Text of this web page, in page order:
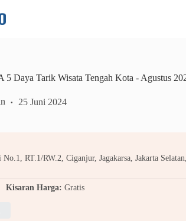
Daya Tarik Wisata Tengah Kota - Agustus
25 Juni 2024
RT.1/RW.2, Ciganjur, Jagakarsa, Jakarta
Kisaran Harga: Gratis